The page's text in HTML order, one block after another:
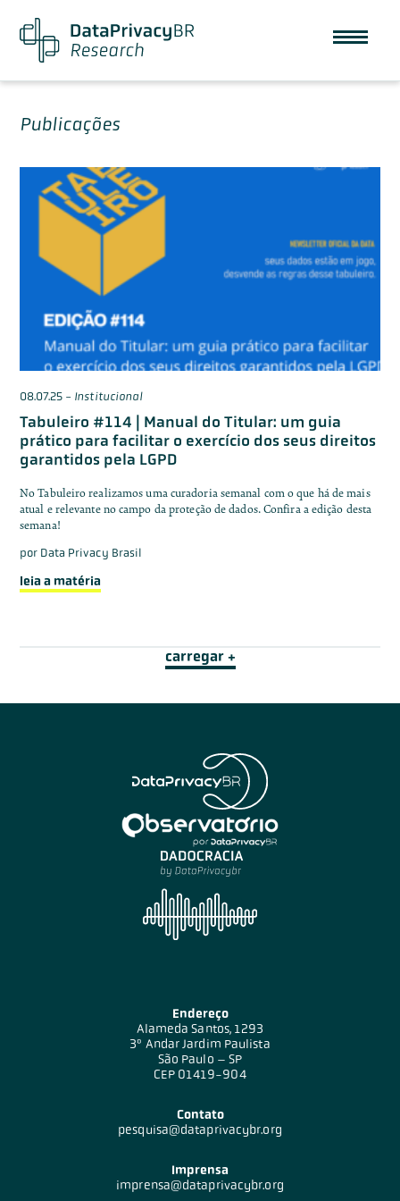
Publicações
08.07.25- Institucional
Tabuleiro #114 | Manual do Titular: um guia
prático para facilitar o exercício dos seus direitos
garantidos pela LGPD
No Tabuleiro realizamos uma curadoria semanal com o que há de mais
atual e relevante no campo da proteção de dados. Confira a edição desta
semana!
por Data Privacy Brasil
leia a matéria
carregar +
Endereço
Alameda Santos, 1293
3º Andar Jardim Paulista
São Paulo – SP
CEP 01419-904
Contato
pesquisa@dataprivacybr.org
Imprensa
imprensa@dataprivacybr.org